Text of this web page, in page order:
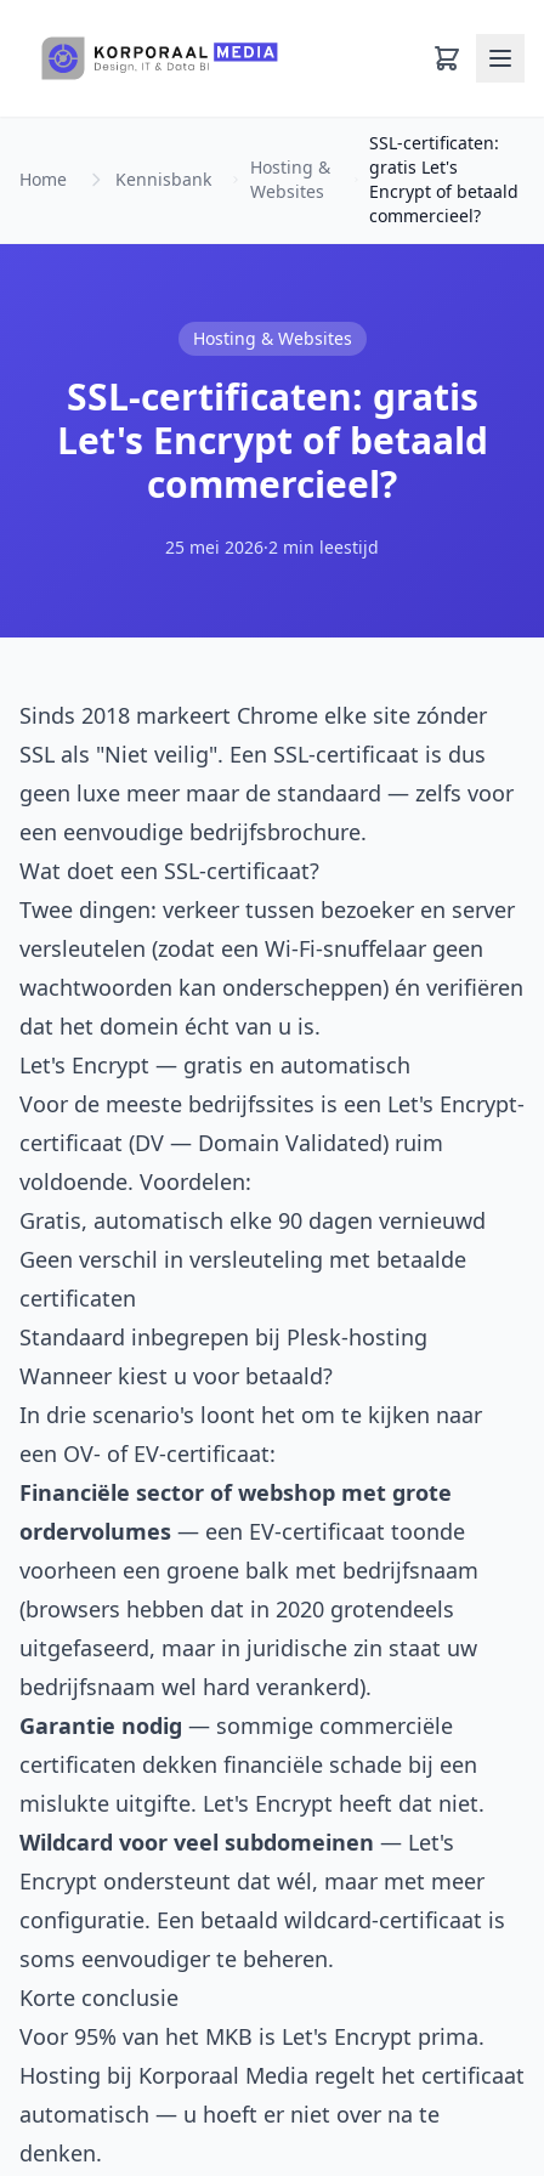
Home Kennisbank
Hosting &
Websites
SSL-certificaten:
gratis Let's
Encrypt of betaald
commercieel?
Hosting & Websites
SSL-certificaten: gratis
Let's Encrypt of betaald
commercieel?
25 mei 2026·2 min leestijd
Sinds 2018 markeert Chrome elke site zónder
SSL als "Niet veilig". Een SSL-certificaat is dus
geen luxe meer maar de standaard — zelfs voor
een eenvoudige bedrijfsbrochure.
Wat doet een SSL-certificaat?
Twee dingen: verkeer tussen bezoeker en server
versleutelen (zodat een Wi-Fi-snuffelaar geen
wachtwoorden kan onderscheppen) én verifiëren
dat het domein écht van u is.
Let's Encrypt — gratis en automatisch
Voor de meeste bedrijfssites is een Let's Encrypt-
certificaat (DV — Domain Validated) ruim
voldoende. Voordelen:
Gratis, automatisch elke 90 dagen vernieuwd
Geen verschil in versleuteling met betaalde
certificaten
Standaard inbegrepen bij Plesk-hosting
Wanneer kiest u voor betaald?
In drie scenario's loont het om te kijken naar
een OV- of EV-certificaat:
Financiële sector of webshop met grote
ordervolumes — een EV-certificaat toonde
voorheen een groene balk met bedrijfsnaam
(browsers hebben dat in 2020 grotendeels
uitgefaseerd, maar in juridische zin staat uw
bedrijfsnaam wel hard verankerd).
Garantie nodig — sommige commerciële
certificaten dekken financiële schade bij een
mislukte uitgifte. Let's Encrypt heeft dat niet.
Wildcard voor veel subdomeinen — Let's
Encrypt ondersteunt dat wél, maar met meer
configuratie. Een betaald wildcard-certificaat is
soms eenvoudiger te beheren.
Korte conclusie
Voor 95% van het MKB is Let's Encrypt prima.
Hosting bij Korporaal Media regelt het certificaat
automatisch — u hoeft er niet over na te
denken.